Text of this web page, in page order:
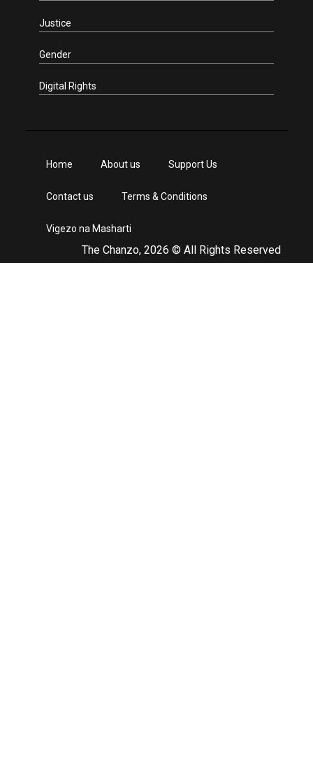
Justice
Gender
Digital Rights
The Chanzo, 2026 © All Rights Reserved
Home About us Support Us
Contact us Terms & Conditions
Vigezo na Masharti